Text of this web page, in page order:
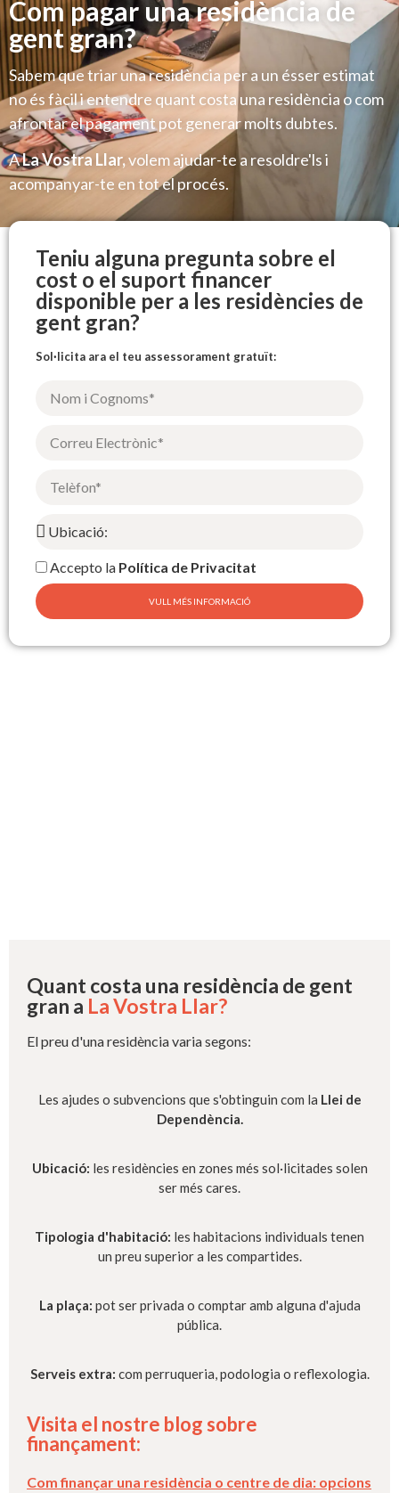
Com pagar una residència de
gent gran?
Sabem que triar una residència per a un ésser estimat
no és fàcil i entendre quant costa una residència o com
afrontar el pagament pot generar molts dubtes.
ALa Vostra Llar,volem ajudar-te a resoldre'ls i
acompanyar-te en tot el procés.
Teniu alguna pregunta sobre el
cost o el suport financer
disponible per a les residències de
gent gran?
Sol·licita ara el teu assessorament gratuït:
Accepto la Política de Privacitat
VULL MÉS INFORMACIÓ
Quant costa una residència de gent
gran a La Vostra Llar?
El preu d'una residència varia segons:
Les ajudes o subvencions que s'obtinguin com la Llei de
Dependència.
Ubicació: les residències en zones més sol·licitades solen
ser més cares.
Tipologia d'habitació: les habitacions individuals tenen
un preu superior a les compartides.
La plaça: pot ser privada o comptar amb alguna d'ajuda
pública.
Serveis extra: com perruqueria, podologia o reflexologia.
Visita el nostre blog sobre
finançament:
Com finançar una residència o centre de dia: opcions